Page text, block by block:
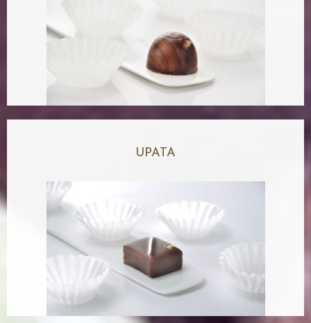
UPATA